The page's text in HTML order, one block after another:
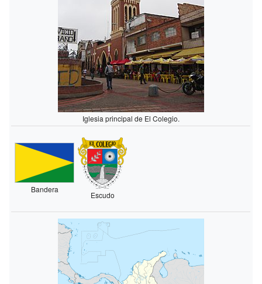
Iglesia principal de El Colegio.
Bandera
Escudo